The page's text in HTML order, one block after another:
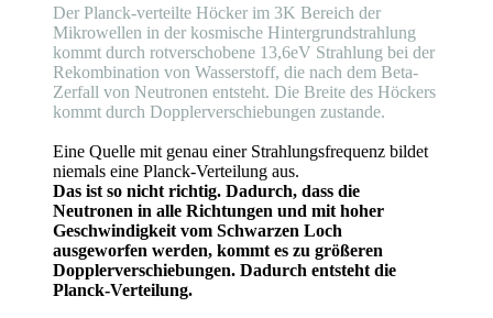
Der Planck-verteilte Höcker im 3K Bereich der
Mikrowellen in der kosmische Hintergrundstrahlung
kommt durch rotverschobene 13,6eV Strahlung bei der
Rekombination von Wasserstoff, die nach dem Beta-
Zerfall von Neutronen entsteht. Die Breite des Höckers
kommt durch Dopplerverschiebungen zustande.
Eine Quelle mit genau einer Strahlungsfrequenz bildet
niemals eine Planck-Verteilung aus.
Das ist so nicht richtig. Dadurch, dass die
Neutronen in alle Richtungen und mit hoher
Geschwindigkeit vom Schwarzen Loch
ausgeworfen werden, kommt es zu größeren
Dopplerverschiebungen. Dadurch entsteht die
Planck-Verteilung.